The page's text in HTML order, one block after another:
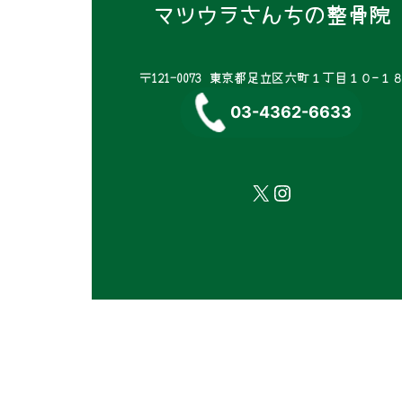
マツウラさんちの整骨院
〒121-0073 東京都足立区六町１丁目１０−１８
03-4362-6633
X Instagram